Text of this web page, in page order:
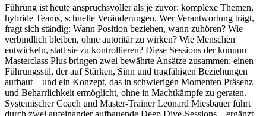
Führung ist heute anspruchsvoller als je zuvor: komplexe Themen,
hybride Teams, schnelle Veränderungen. Wer Verantwortung trägt,
fragt sich ständig: Wann Position beziehen, wann zuhören? Wie
verbindlich bleiben, ohne autoritär zu wirken? Wie Menschen
entwickeln, statt sie zu kontrollieren? Diese Sessions der kununu
Masterclass Plus bringen zwei bewährte Ansätze zusammen: einen
Führungsstil, der auf Stärken, Sinn und tragfähigen Beziehungen
aufbaut – und ein Konzept, das in schwierigen Momenten Präsenz
und Beharrlichkeit ermöglicht, ohne in Machtkämpfe zu geraten.
Systemischer Coach und Master-Trainer Leonard Miesbauer führt
durch zwei aufeinander aufbauende Deep Dive-Sessions – ergänzt